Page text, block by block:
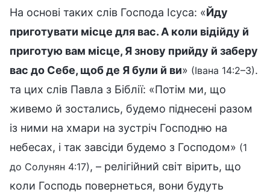
На основі таких слів Господа Ісуса: «Йду
приготувати місце для вас. А коли відійду й
приготую вам місце, Я знову прийду й заберу
вас до Себе, щоб де Я були й ви» (Івана 14:2–3).
та цих слів Павла з Біблії: «Потім ми, що
живемо й зостались, будемо піднесені разом
із ними на хмари на зустріч Господню на
небесах, і так завсіди будемо з Господом» (1
до Солунян 4:17) , – релігійний світ вірить, що
коли Господь повернеться, вони будуть